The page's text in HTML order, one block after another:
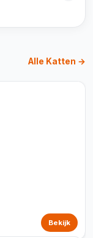
Alle Katten →
Bekijk